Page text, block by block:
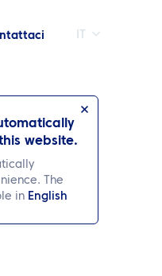
website.
The
in English